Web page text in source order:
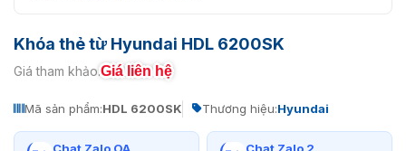
Khóa thẻ từ Hyundai HDL 6200SK
Giá tham khảo:Giá liên hệ
Mã sản phẩm:HDL 6200SK Thương hiệu:Hyundai
Chat Zalo OA Chat Zalo 2